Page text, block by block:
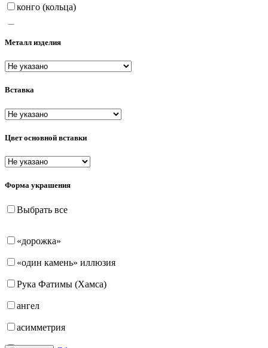
конго (кольца)
пусеты (гвоздики)
Металл изделия
Вставка
Цвет основной вставки
Форма украшения
Выбрать все
«дорожка»
«один камень» иллюзия
Рука Фатимы (Хамса)
ангел
асимметрия